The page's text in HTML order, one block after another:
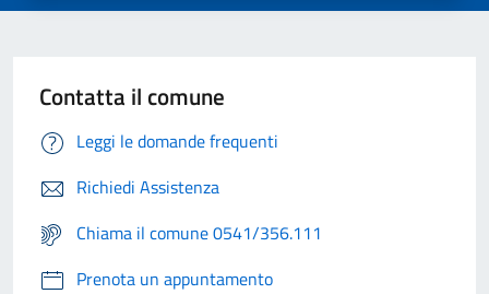
Contatta il comune
Leggi le domande frequenti
Richiedi Assistenza
Chiama il comune 0541/356.111
Prenota un appuntamento